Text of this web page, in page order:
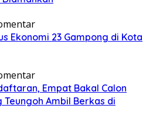
Ekonomi 23 Gampong di Kota
Empat Bakal Calon
Teungoh Ambil Berkas di